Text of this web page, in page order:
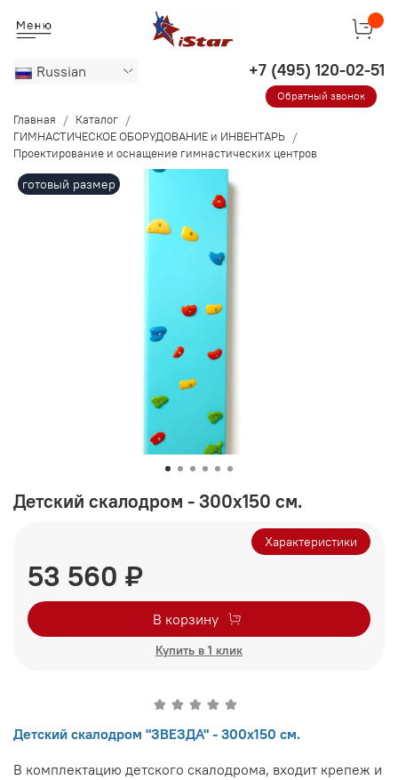
Russian
Обратный звонок
Главная
Каталог
ГИМНАСТИЧЕСКОЕ ОБОРУДОВАНИЕ и ИНВЕНТАРЬ
Проектирование и оснащение гимнастических центров
готовый размер
Детский скалодром - 300х150 см.
53 560 ₽
В корзину
Купить в 1 клик
Характеристики
Детский скалодром "ЗВЕЗДА" - 300х150 см.
В комплектацию детского скалодрома, входит крепеж и